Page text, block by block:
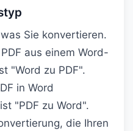
Sie konvertieren.
aus einem Word-
"Word zu PDF".
in Word
"PDF zu Word".
die Ihren